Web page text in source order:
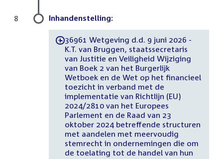
Inhandenstelling:
-36961 Wetgeving d.d. 9 juni 2026 -
K.T. van Bruggen, staatssecretaris
van Justitie en Veiligheid Wijziging
van Boek 2 van het Burgerlijk
Wetboek en de Wet op het financieel
toezicht in verband met de
implementatie van Richtlijn (EU)
2024/2810 van het Europees
Parlement en de Raad van 23
oktober 2024 betreffende structuren
met aandelen met meervoudig
stemrecht in ondernemingen die om
de toelating tot de handel van hun
8